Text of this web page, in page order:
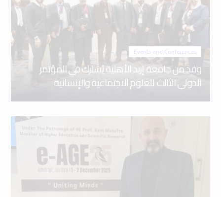
Events and Conferences
وفد من جامعة إربد الأهلية يُشارك في المؤتمر
الدولي الثالث للعلوم الاجتماعية والإنسانية